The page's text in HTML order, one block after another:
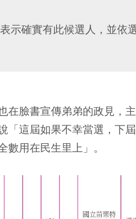
示確實有此候選人，並依
在臉書宣傳弟弟的政見，
「這屆如果不幸當選，下
數用在民生里上」。